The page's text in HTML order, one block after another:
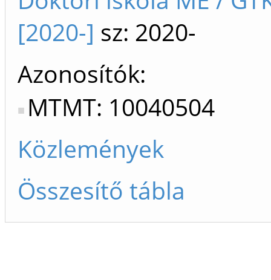
[2020-] sz: 2020-
Azonosítók
MTMT: 10040504
Közlemények
Összesítő tábla